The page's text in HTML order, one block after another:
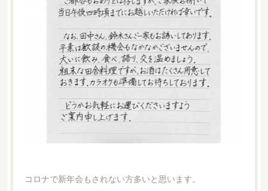
コロナで新年会もされない方多いと思います。